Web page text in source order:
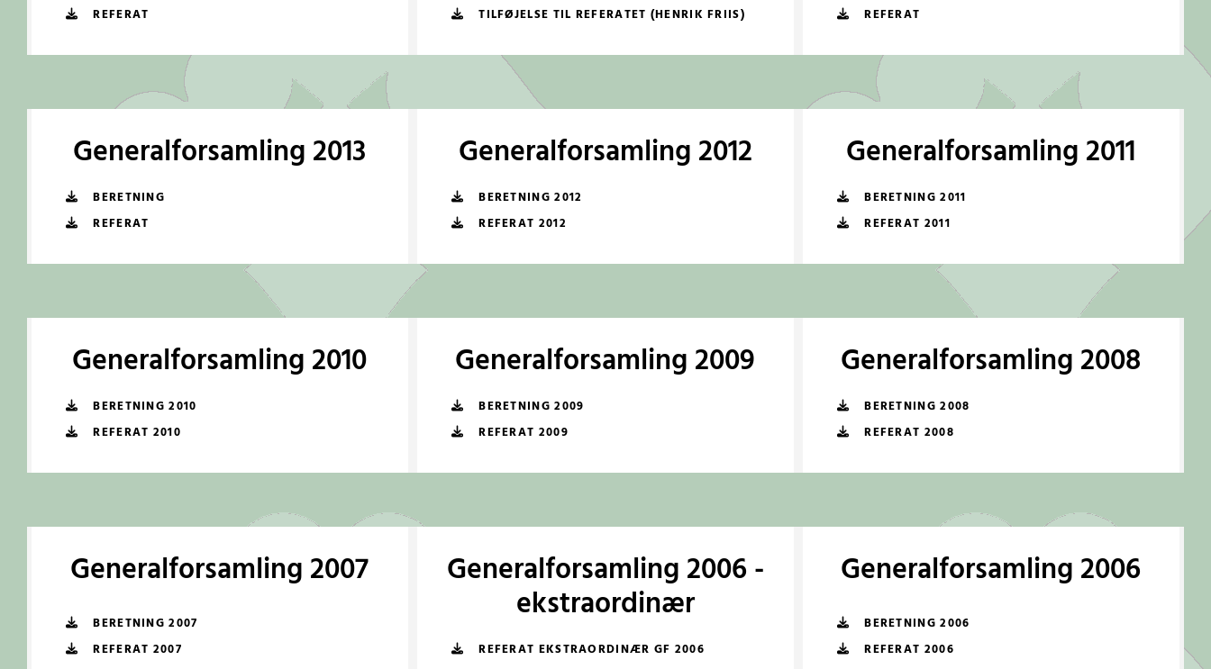
REFERAT
TILFØJELSE TIL REFERATET (HENRIK FRIIS)
REFERAT
Generalforsamling 2013
BERETNING
REFERAT
Generalforsamling 2012
BERETNING 2012
REFERAT 2012
Generalforsamling 2011
BERETNING 2011
REFERAT 2011
Generalforsamling 2010
BERETNING 2010
REFERAT 2010
Generalforsamling 2009
BERETNING 2009
REFERAT 2009
Generalforsamling 2008
BERETNING 2008
REFERAT 2008
Generalforsamling 2007
BERETNING 2007
REFERAT 2007
Generalforsamling 2006 -
ekstraordinær
REFERAT EKSTRAORDINÆR GF 2006
Generalforsamling 2006
BERETNING 2006
REFERAT 2006